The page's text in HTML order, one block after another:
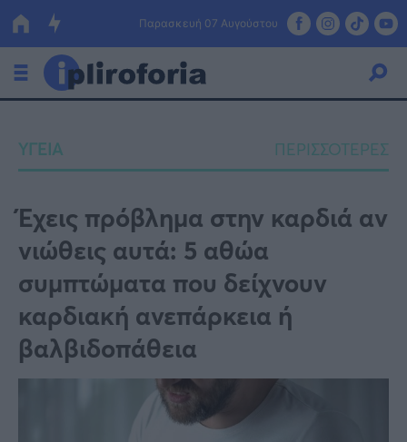
Παρασκευή 07 Αυγούστου
Οικονομία
Πολιτική
Τράπεζες
Επιδοτήσεις
ΕΣΠΑ
Κόσμος
Lifestyle
Αθλητικά
ΥΓΕΙΑ ΠΕΡΙΣΣΟΤΕΡΕΣ
Έχεις πρόβλημα στην καρδιά αν
νιώθεις αυτά: 5 αθώα
συμπτώματα που δείχνουν
καρδιακή ανεπάρκεια ή
βαλβιδοπάθεια